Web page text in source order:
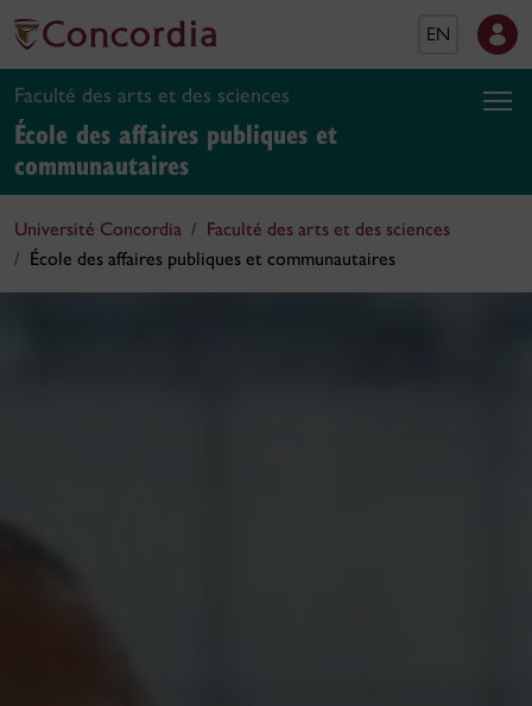
EN
Faculté des arts et des sciences
École des affaires publiques et
communautaires
Université Concordia
Faculté des arts et des sciences
École des affaires publiques et communautaires